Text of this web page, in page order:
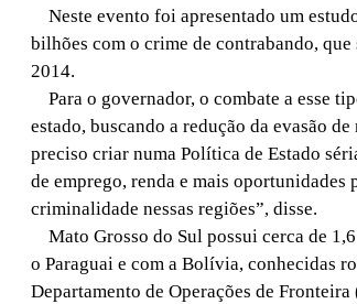
Neste evento foi apresentado um
bilhões com o crime de contrabando,
2014.
Para o governador, o combate a esse
estado, buscando a redução da evasão
preciso criar numa Política de Estado
de emprego, renda e mais
criminalidade nessas regiões”, disse.
Mato Grosso do Sul possui cerca de
o Paraguai e com a Bolívia, conhecidas
Departamento de Operações de